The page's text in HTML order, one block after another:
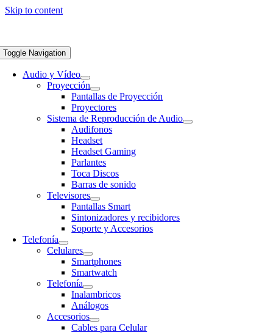
Skip to content
Toggle Navigation
Audio y Vídeo
Proyección
Pantallas de Proyección
Proyectores
Sistema de Reproducción de Audio
Audifonos
Headset
Headset Gaming
Parlantes
Toca Discos
Barras de sonido
Televisores
Pantallas Smart
Sintonizadores y recibidores
Soporte y Accesorios
Telefonía
Celulares
Smartphones
Smartwatch
Telefonía
Inalambricos
Análogos
Accesorios
Cables para Celular